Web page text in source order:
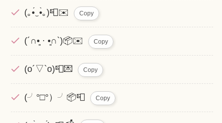
(｡•́‿•̀｡)📮✉️ Copy
(´∩•͈ · •͈∩`)📦✉️ Copy
(o´▽`o)📮💌 Copy
(╯°□°）╯📦📮 Copy